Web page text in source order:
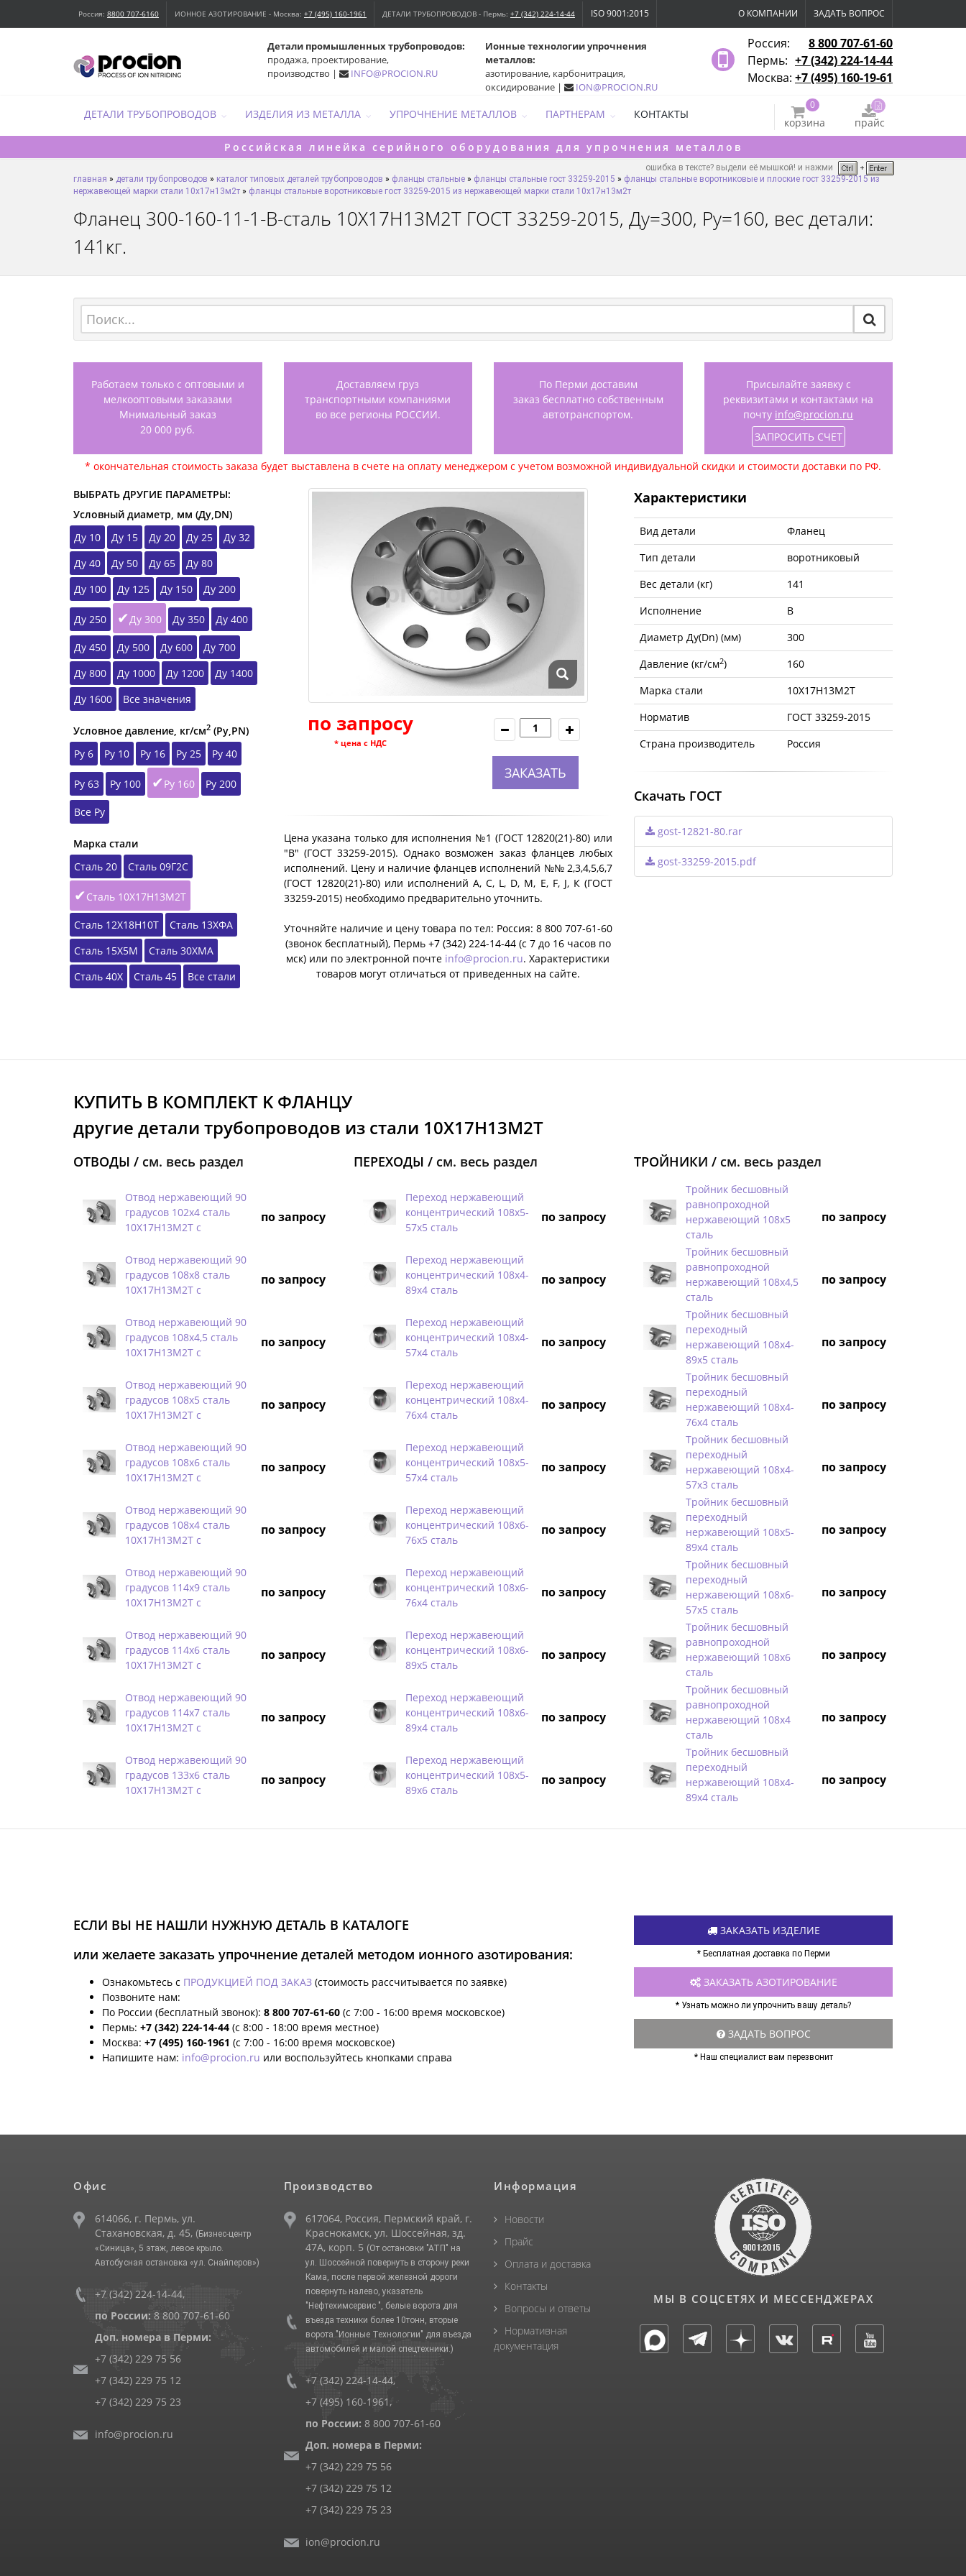
О КОМПАНИИ ЗАДАТЬ ВОПРОС
Россия: 8800 707-6160 ИОННОЕ АЗОТИРОВАНИЕ - Москва: +7 (495) 160-1961 ДЕТАЛИ ТРУБОПРОВОДОВ - Пермь: +7 (342) 224-14-44 ISO 9001:2015
Россия:
8 800 707-61-60
Пермь: +7 (342) 224-14-44
Москва: +7 (495) 160-19-61
Ионные технологии упрочнения
металлов:
азотирование, карбонитрация,
оксидирование |
ION@PROCION.RU
Детали промышленных трубопроводов:
продажа, проектирование,
производство |
INFO@PROCION.RU
ДЕТАЛИ ТРУБОПРОВОДОВ ИЗДЕЛИЯ ИЗ МЕТАЛЛА УПРОЧНЕНИЕ МЕТАЛЛОВ ПАРТНЕРАМ КОНТАКТЫ
0
корзина
прайс
Российская линейка серийного оборудования для упрочнения металлов
ошибка в тексте? выдели её мышкой! и нажми
главная » детали трубопроводов » каталог типовых деталей трубопроводов » фланцы стальные » фланцы стальные гост 33259-2015 » фланцы стальные воротниковые и плоские гост 33259-2015 из
нержавеющей марки стали 10х17н13м2т » фланцы стальные воротниковые гост 33259-2015 из нержавеющей марки стали 10х17н13м2т
Фланец 300-160-11-1-B-сталь 10Х17Н13М2Т ГОСТ 33259-2015, Ду=300, Ру=160, вес детали:
141кг.
Работаем только с оптовыми и
мелкооптовыми заказами
Мнимальный заказ
20 000 руб.
Доставляем груз
транспортными компаниями
во все регионы РОССИИ.
По Перми доставим
заказ бесплатно собственным
автотранспортом.
Присылайте заявку с
реквизитами и контактами на
почту info@procion.ru
ЗАПРОСИТЬ СЧЕТ
* окончательная стоимость заказа будет выставлена в счете на оплату менеджером с учетом возможной индивидуальной скидки и стоимости доставки по РФ.
ВЫБРАТЬ ДРУГИЕ ПАРАМЕТРЫ:
Условный диаметр, мм (Ду,DN)
Ду 10
Ду 15 Ду 20 Ду 25
Ду 32
Ду 40
Ду 50 Ду 65
Ду 80
Ду 100
Ду 125 Ду 150 Ду 200
Ду 250 Ду 300 Ду 350 Ду 400
Ду 450 Ду 500 Ду 600
Ду 700
Ду 800
Ду 1000 Ду 1200
Ду 1400
Ду 1600
Все значения
Условное давление, кг/см2 (Ру,РN)
Ру 6
Ру 10 Ру 16 Ру 25 Ру 40
Ру 63 Ру 100 Ру 160 Ру 200
Все Ру
Марка стали
Сталь 20
Сталь 09Г2С
Сталь 10Х17Н13М2Т
Сталь 12Х18Н10Т
Сталь 13ХФА
Сталь 15Х5М
Сталь 30ХМА
Сталь 40Х
Сталь 45 Все стали
по запросу
* цена с НДС
ЗАКАЗАТЬ
Цена указана только для исполнения №1 (ГОСТ 12820(21)-80) или
"B" (ГОСТ 33259-2015). Однако возможен заказ фланцев любых
исполнений. Цену и наличие фланцев исполнений №№ 2,3,4,5,6,7
(ГОСТ 12820(21)-80) или исполнений A, C, L, D, M, E, F, J, К (ГОСТ
33259-2015) необходимо предварительно уточнить.
Уточняйте наличие и цену товара по тел: Россия: 8 800 707-61-60
(звонок бесплатный), Пермь +7 (342) 224-14-44 (c 7 до 16 часов по
мск) или по электронной почте info@procion.ru. Характеристики
товаров могут отличаться от приведенных на сайте.
Характеристики
Вид детали
Фланец
Тип детали
воротниковый
Вес детали (кг)
141
Исполнение
B
Диаметр Ду(Dn) (мм)
300
Давление (кг/см2)
160
Марка стали
10Х17Н13М2Т
Норматив
ГОСТ 33259-2015
Страна производитель
Россия
Скачать ГОСТ
gost-12821-80.rar
gost-33259-2015.pdf
КУПИТЬ В КОМПЛЕКТ K ФЛАНЦУ
другие детали трубопроводов из стали 10Х17Н13М2Т
ОТВОДЫ / см. весь раздел
Отвод нержавеющий 90
градусов 102х4 сталь
10Х17Н13М2Т с
по запросу
Отвод нержавеющий 90
градусов 108х8 сталь
10Х17Н13М2Т с
по запросу
Отвод нержавеющий 90
градусов 108х4,5 сталь
10Х17Н13М2Т с
по запросу
Отвод нержавеющий 90
градусов 108х5 сталь
10Х17Н13М2Т с
по запросу
Отвод нержавеющий 90
градусов 108х6 сталь
10Х17Н13М2Т с
по запросу
Отвод нержавеющий 90
градусов 108х4 сталь
10Х17Н13М2Т с
по запросу
Отвод нержавеющий 90
градусов 114х9 сталь
10Х17Н13М2Т с
по запросу
Отвод нержавеющий 90
градусов 114х6 сталь
10Х17Н13М2Т с
по запросу
Отвод нержавеющий 90
градусов 114х7 сталь
10Х17Н13М2Т с
по запросу
Отвод нержавеющий 90
градусов 133х6 сталь
10Х17Н13М2Т с
по запросу
ПЕРЕХОДЫ / см. весь раздел
Переход нержавеющий
концентрический 108х5-
57х5 сталь
по запросу
Переход нержавеющий
концентрический 108х4-
89х4 сталь
по запросу
Переход нержавеющий
концентрический 108х4-
57х4 сталь
по запросу
Переход нержавеющий
концентрический 108х4-
76х4 сталь
по запросу
Переход нержавеющий
концентрический 108х5-
57х4 сталь
по запросу
Переход нержавеющий
концентрический 108х6-
76х5 сталь
по запросу
Переход нержавеющий
концентрический 108х6-
76х4 сталь
по запросу
Переход нержавеющий
концентрический 108х6-
89х5 сталь
по запросу
Переход нержавеющий
концентрический 108х6-
89х4 сталь
по запросу
Переход нержавеющий
концентрический 108х5-
89х6 сталь
по запросу
ТРОЙНИКИ / см. весь раздел
Тройник бесшовный
равнопроходной
нержавеющий 108х5
сталь
по запросу
Тройник бесшовный
равнопроходной
нержавеющий 108х4,5
сталь
по запросу
Тройник бесшовный
переходный
нержавеющий 108х4-
89х5 сталь
по запросу
Тройник бесшовный
переходный
нержавеющий 108х4-
76х4 сталь
по запросу
Тройник бесшовный
переходный
нержавеющий 108х4-
57х3 сталь
по запросу
Тройник бесшовный
переходный
нержавеющий 108х5-
89х4 сталь
по запросу
Тройник бесшовный
переходный
нержавеющий 108х6-
57х5 сталь
по запросу
Тройник бесшовный
равнопроходной
нержавеющий 108х6
сталь
по запросу
Тройник бесшовный
равнопроходной
нержавеющий 108х4
сталь
по запросу
Тройник бесшовный
переходный
нержавеющий 108х4-
89х4 сталь
по запросу
ЕСЛИ ВЫ НЕ НАШЛИ НУЖНУЮ ДЕТАЛЬ В КАТАЛОГЕ
или желаете заказать упрочнение деталей методом ионного азотирования:
Ознакомьтесь с ПРОДУКЦИЕЙ ПОД ЗАКАЗ (стоимость рассчитывается по заявке)
Позвоните нам:
По России (бесплатный звонок): 8 800 707-61-60 (с 7:00 - 16:00 время московское)
Пермь: +7 (342) 224-14-44 (с 8:00 - 18:00 время местное)
Москва: +7 (495) 160-1961 (с 7:00 - 16:00 время московское)
Напишите нам: info@procion.ru или воспользуйтесь кнопками справа
ЗАКАЗАТЬ ИЗДЕЛИЕ
* Бесплатная доставка по Перми
ЗАКАЗАТЬ АЗОТИРОВАНИЕ
* Узнать можно ли упрочнить вашу деталь?
ЗАДАТЬ ВОПРОС
* Наш специалист вам перезвонит
Офис
614066, г. Пермь, ул.
Стахановская, д. 45, (Бизнес-центр
«Синица», 5 этаж, левое крыло.
Автобусная остановка «ул. Снайперов»)
+7 (342) 224-14-44,
по России: 8 800 707-61-60
Доп. номера в Перми:
+7 (342) 229 75 56
+7 (342) 229 75 12
+7 (342) 229 75 23
info@procion.ru
Производство
617064, Россия, Пермский край, г.
Краснокамск, ул. Шоссейная, зд.
47А, корп. 5 (От остановки "АТП" на
ул. Шоссейной повернуть в сторону реки
Кама, после первой железной дороги
повернуть налево, указатель
"Нефтехимсервис ", белые ворота для
въезда техники более 10тонн, вторые
ворота "Ионные Технологии" для въезда
автомобилей и малой спецтехники.)
+7 (342) 224-14-44,
+7 (495) 160-1961 ,
по России: 8 800 707-61-60
Доп. номера в Перми:
+7 (342) 229 75 56
+7 (342) 229 75 12
+7 (342) 229 75 23
ion@procion.ru
Информация
Новости
Прайс
Оплата и доставка
Контакты
Вопросы и ответы
Нормативная
документация
МЫ В СОЦСЕТЯХ И МЕССЕНДЖЕРАХ